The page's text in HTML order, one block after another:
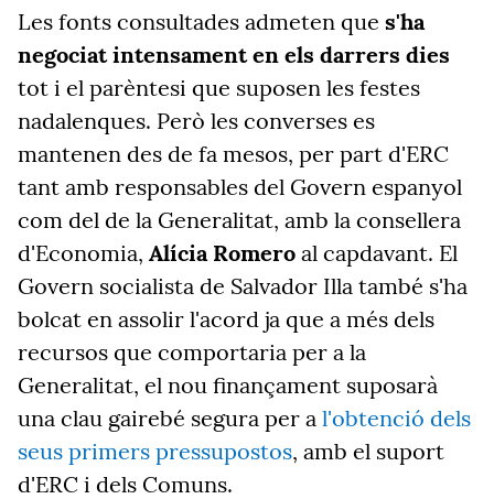
Les fonts consultades admeten que s'ha
negociat intensament en els darrers dies
tot i el parèntesi que suposen les festes
nadalenques. Però les converses es
mantenen des de fa mesos, per part d'ERC
tant amb responsables del Govern espanyol
com del de la Generalitat, amb la consellera
d'Economia, Alícia Romero al capdavant. El
Govern socialista de Salvador Illa també s'ha
bolcat en assolir l'acord ja que a més dels
recursos que comportaria per a la
Generalitat, el nou finançament suposarà
una clau gairebé segura per a l'obtenció dels
seus primers pressupostos, amb el suport
d'ERC i dels Comuns.